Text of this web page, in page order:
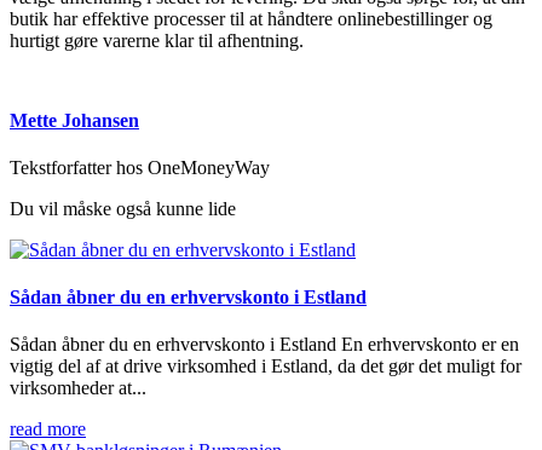
butik har effektive processer til at håndtere onlinebestillinger og
hurtigt gøre varerne klar til afhentning.
Mette Johansen
Tekstforfatter hos OneMoneyWay
Du vil måske også kunne lide
Sådan åbner du en erhvervskonto i Estland
Sådan åbner du en erhvervskonto i Estland En erhvervskonto er en
vigtig del af at drive virksomhed i Estland, da det gør det muligt for
virksomheder at...
read more